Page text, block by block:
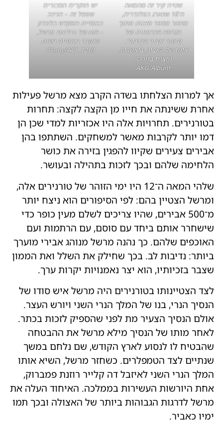
שטיח קיר זה מהמאה
ה־16 שנארג בפלנדריה,
מתאר מספר סצנות מתוך
הגרסה הצרפתית של
סיפור 'אביר הברבור'.
אימו של האביר, ביאטריס,
מוצגת במרכז.
AKG/Album
יש חוקרים הסבורים
שפסל זה – הניצב
בכנסיית המקדש בלונדון
– הוא של וויליאם מרשל,
שנקבר בכנסייה בשנת
1219. Alamy/ACI
אך למרות הצלחתו בשדה הקרב מצא מרשל פעילות
אחרת ששינתה את חייו מן הקצה לקצה: תחרות
בטורנירים. תחרויות אלה היו אכזריות למדי שכן הן
דמו יותר לקרבות מאשר למשחקים. השתתפו בהן
אבירים צעירים שקיוו להפגין בזירה את כושר
הלחימה שלהם ובכך לזכות בתהילה ובעושר.
שלהי המאה ה־12 היו ימי הזוהר של טורנירים אלה,
ומרשל הצטיין בהם: לפי הסיפורים הוא ניצח יותר
מ־500 אבירים, שהיו צריכים לשלם מעין כופר כדי
שישחרר אותם ביחד עם סוסם, עם הרתמות ועם
האוכפים שלהם. כך נהנה מרשל מנוהג אבירי מוערך
ביותר: נדיבות לב. בכך שחילק את השלל ואת הממון
שצבר בזכיותיו, הוא יצר נאמנויות יקרות ערך.
לצד הצטיינותו בטורנירים היה מרשל איש סודו של
הנסיך הנרי, בנו של המלך הנרי השני ויורש העצר.
אולם הנסיך הצעיר מת לפני שהספיק לזכות בכתר.
לאחר מותו של הנסיך מילא מרשל את ההבטחה
שהבטיח לו לנסוע לארץ הקודש, שם נלחם במשך
שנתיים לצד הטמפלרים. כשחזר מרשל, השיא אותו
המלך הנרי השני לאיזבל דה קלייר רוזנת פמברוק,
אחת היורשות העשירות בממלכה. האיחוד העלה את
מרשל לדרגות הגבוהות ביותר של האצולה ובכך תמו
ימיו כאביר.